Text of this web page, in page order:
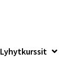
Lyhytkurssit